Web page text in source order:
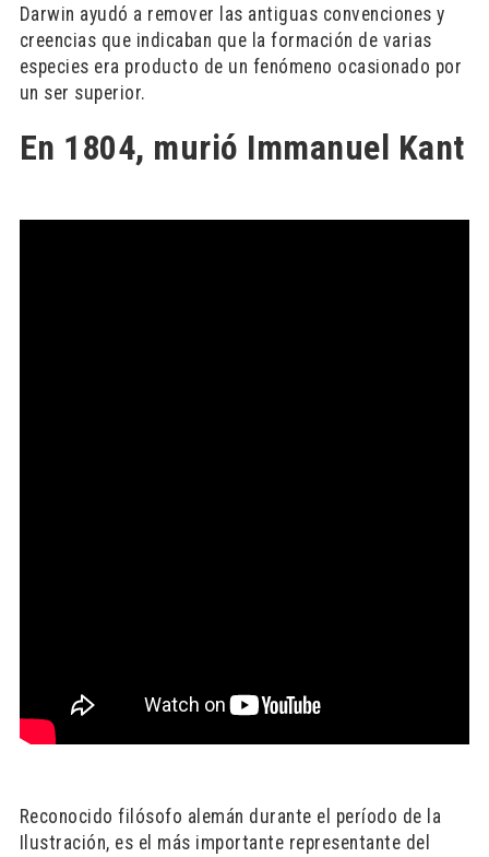
Darwin ayudó a remover las antiguas convenciones y
creencias que indicaban que la formación de varias
especies era producto de un fenómeno ocasionado por
un ser superior.
En 1804, murió Immanuel Kant
Reconocido filósofo alemán durante el período de la
Ilustración, es el más importante representante del